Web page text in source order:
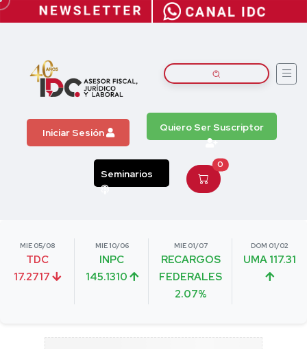
Iniciar Sesión Quiero Ser Suscriptor
Seminarios
0
MIE 05/08
TDC
17.2717
MIE 10/06
INPC
145.1310
MIE 01/07
RECARGOS
FEDERALES
2.07%
DOM 01/02
UMA 117.31